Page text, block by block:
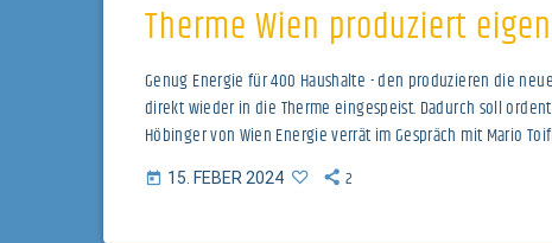
Therme Wien produziert
Genug Energie für 400 Haushalte - den produzieren die
direkt wieder in die Therme eingespeist. Dadurch soll
Höbinger von Wien Energie verrät im Gespräch mit
Energie/Max Kropitz
today 15. FEBER 2024 2